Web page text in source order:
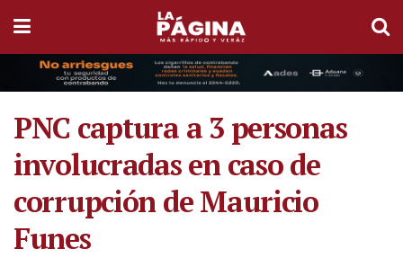
PNC captura a 3 personas
involucradas en caso de
corrupción de Mauricio
Funes